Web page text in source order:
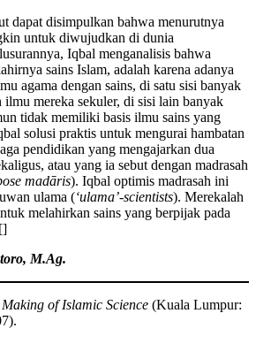
dapat disimpulkan bahwa menurutnya
untuk diwujudkan di dunia
Iqbal menganalisis bahwa
sains Islam, adalah karena adanya
agama dengan sains, di satu sisi banyak
mereka sekuler, di sisi lain banyak
tidak memiliki basis ilmu sains yang
solusi praktis untuk mengurai hambatan
pendidikan yang mengajarkan dua
atau yang ia sebut dengan madrasah
madāris). Iqbal optimis madrasah ini
ulama (‘ulama’-scientists). Merekalah
melahirkan sains yang berpijak pada
M.Ag.
Making of Islamic Science (Kuala Lumpur: